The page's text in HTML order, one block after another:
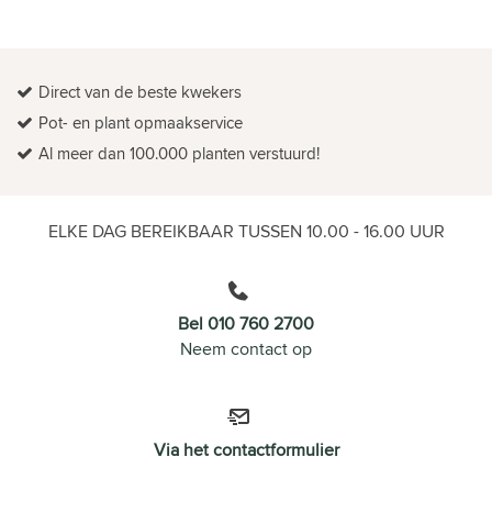
Direct van de beste kwekers
Pot- en plant opmaakservice
Al meer dan 100.000 planten verstuurd!
ELKE DAG BEREIKBAAR TUSSEN 10.00 - 16.00 UUR
Bel 010 760 2700
Neem contact op
Via het contactformulier